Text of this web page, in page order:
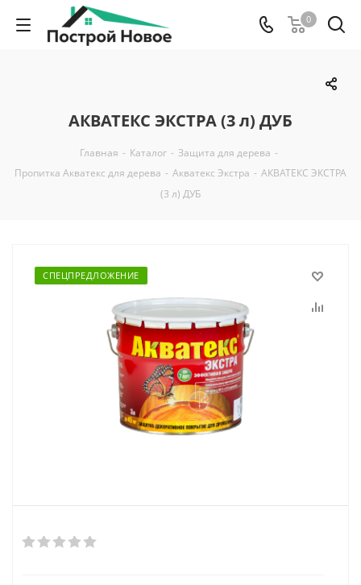
0
АКВАТЕКС ЭКСТРА (3 л) ДУБ
Главная - Каталог - Защита для дерева -
Пропитка Акватекс для дерева - Акватекс Экстра - АКВАТЕКС ЭКСТРА
(3 л) ДУБ
СПЕЦПРЕДЛОЖЕНИЕ